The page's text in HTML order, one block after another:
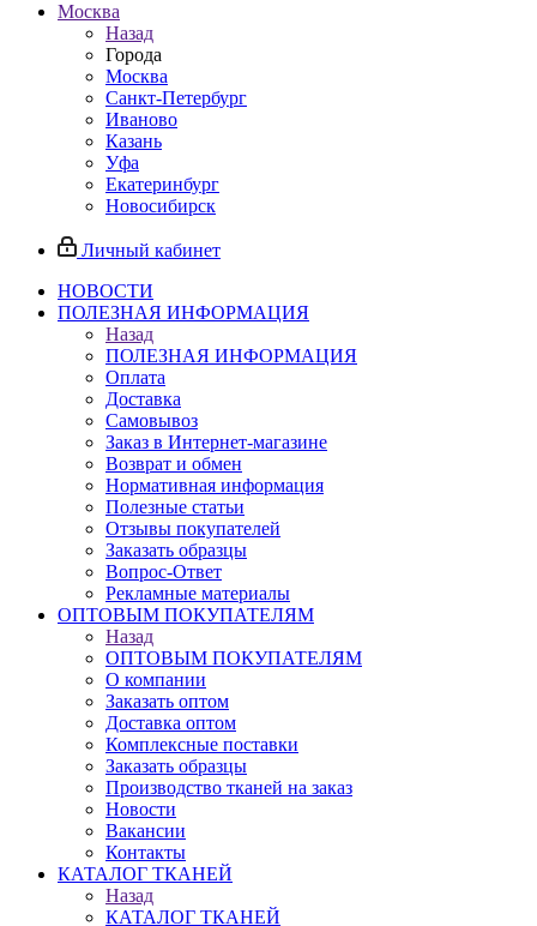
Москва
Назад
Города
Москва
Санкт-Петербург
Иваново
Казань
Уфа
Екатеринбург
Новосибирск
Личный кабинет
НОВОСТИ
ПОЛЕЗНАЯ ИНФОРМАЦИЯ
Назад
ПОЛЕЗНАЯ ИНФОРМАЦИЯ
Оплата
Доставка
Самовывоз
Заказ в Интернет-магазине
Возврат и обмен
Нормативная информация
Полезные статьи
Отзывы покупателей
Заказать образцы
Вопрос-Ответ
Рекламные материалы
ОПТОВЫМ ПОКУПАТЕЛЯМ
Назад
ОПТОВЫМ ПОКУПАТЕЛЯМ
О компании
Заказать оптом
Доставка оптом
Комплексные поставки
Заказать образцы
Производство тканей на заказ
Новости
Вакансии
Контакты
КАТАЛОГ ТКАНЕЙ
Назад
КАТАЛОГ ТКАНЕЙ